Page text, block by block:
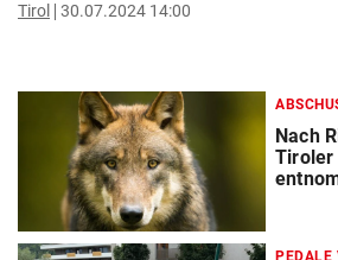
Tirol 30.07.2024 14:00
Nach
Tiroler
PEDALE